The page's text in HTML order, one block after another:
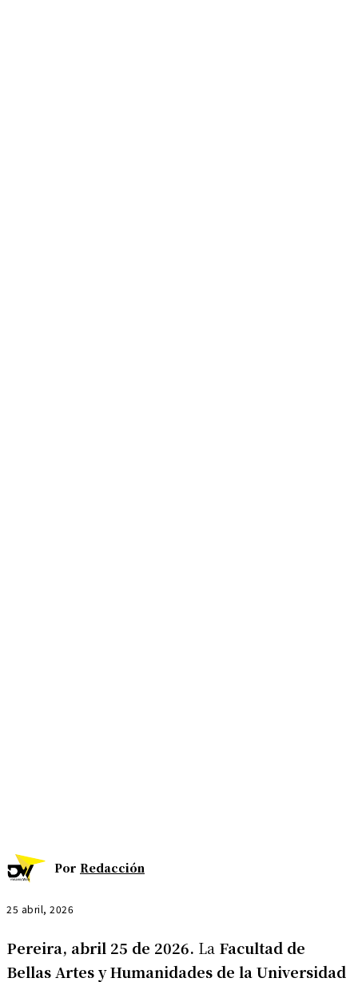
Por Redacción
25 abril, 2026
Pereira, abril 25 de 2026. La Facultad de
Bellas Artes y Humanidades de la Universidad